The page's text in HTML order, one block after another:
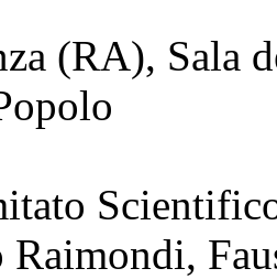
(RA), Sala
Raimondi,